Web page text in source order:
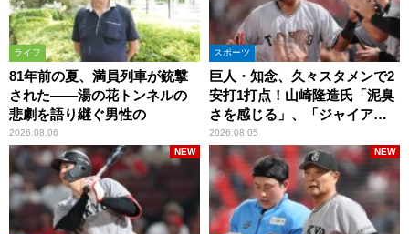
ライフ
81年前の夏、満員列車が銃撃
された――湯の花トンネルの
悲劇を語り継ぐ男性の
2026.08.06
スポーツ
巨人・知念、久々スタメンで2
安打1打点！山崎隆造氏「泥臭
さを感じる」、「ジャイアン
ツには少ないタイプ」
2026.08.05
NEW NEW